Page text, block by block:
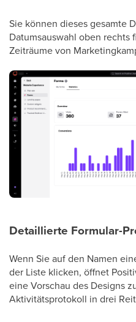
Sie können dieses gesamte
Datumsauswahl oben rechts
Zeiträume von
Detaillierte Formular-
Wenn Sie auf den Namen
der Liste klicken, öffnet
eine Vorschau des Designs
Aktivitätsprotokoll in drei